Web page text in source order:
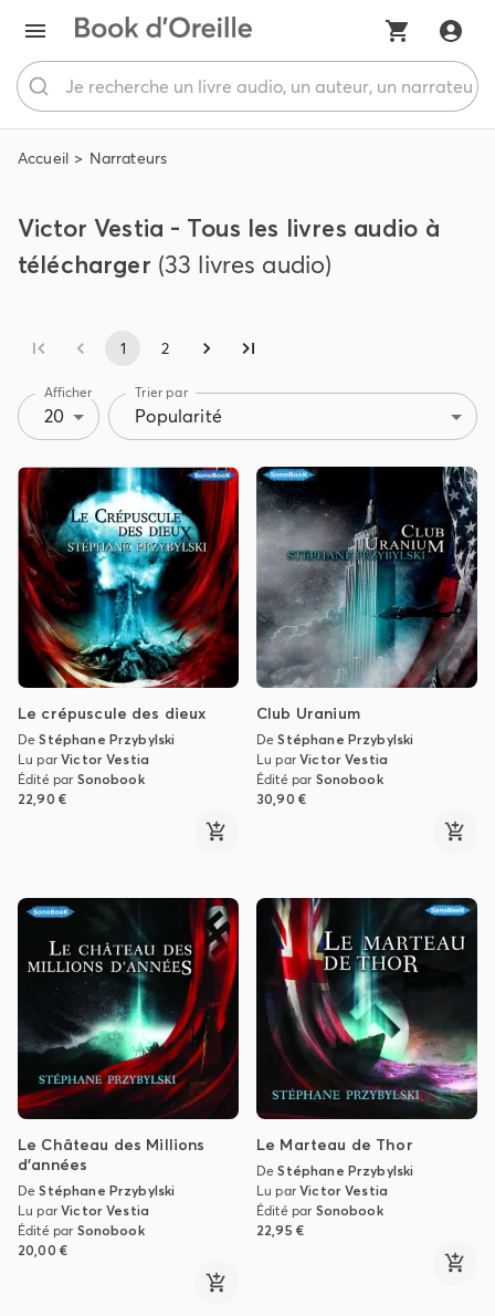
Accueil Narrateurs
Victor Vestia - Tous les livres audio à
télécharger (33 livres audio)
1 2
Afficher
20
Trier par
Popularité
Le crépuscule des dieux
DeStéphane Przybylski
Lu parVictor Vestia
Édité par Sonobook
22,90 €
Club Uranium
DeStéphane Przybylski
Lu parVictor Vestia
Édité par Sonobook
30,90 €
Le Château des Millions
d'années
DeStéphane Przybylski
Lu parVictor Vestia
Édité par Sonobook
20,00 €
Le Marteau de Thor
DeStéphane Przybylski
Lu parVictor Vestia
Édité par Sonobook
22,95 €